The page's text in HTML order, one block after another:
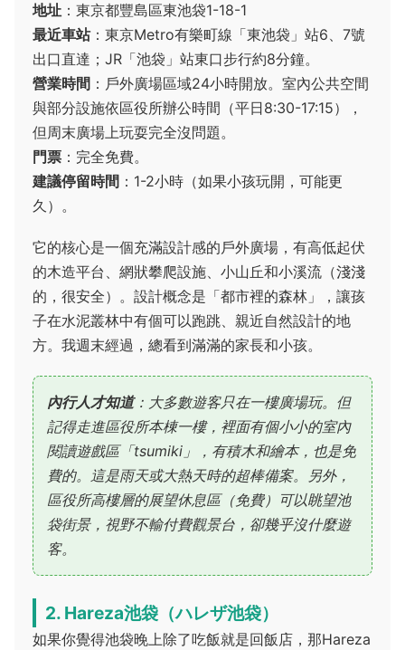
地址 ：東京都豐島區東池袋1-18-1
最近車站：東京Metro有樂町線「東池袋」站6、7號
出口直達；JR「池袋」站東口步行約8分鐘。
營業時間 ：戶外廣場區域24小時開放。室內公共空間
與部分設施依區役所辦公時間（平日8:30-17:15），
但周末廣場上玩耍完全沒問題。
門票 ：完全免費。
建議停留時間 ：1-2小時（如果小孩玩開，可能更
久）。
它的核心是一個充滿設計感的戶外廣場，有高低起伏
的木造平台、網狀攀爬設施、小山丘和小溪流（淺淺
的，很安全）。設計概念是「都市裡的森林」，讓孩
子在水泥叢林中有個可以跑跳、親近自然設計的地
方。我週末經過，總看到滿滿的家長和小孩。
內行人才知道：大多數遊客只在一樓廣場玩。但
記得走進區役所本棟一樓，裡面有個小小的室內
閱讀遊戲區「tsumiki」，有積木和繪本，也是免
費的。這是雨天或大熱天時的超棒備案。另外，
區役所高樓層的展望休息區（免費）可以眺望池
袋街景，視野不輸付費觀景台，卻幾乎沒什麼遊
客。
2. Hareza池袋（ハレザ池袋）
如果你覺得池袋晚上除了吃飯就是回飯店，那Hareza